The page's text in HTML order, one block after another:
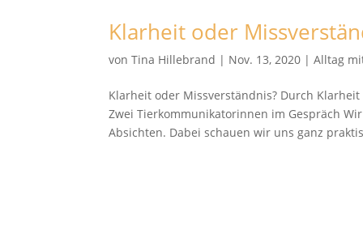
Klarheit oder
vonTina Hillebrand | Nov. 13, 2020 |Alltag
Klarheit oder Missverständnis? Durch
Zwei Tierkommunikatorinnen im Gespräch
Absichten. Dabei schauen wir uns ganz